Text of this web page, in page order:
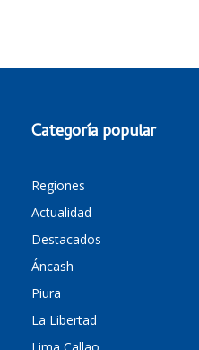
Categoría popular
Regiones
Actualidad
Destacados
Áncash
Piura
La Libertad